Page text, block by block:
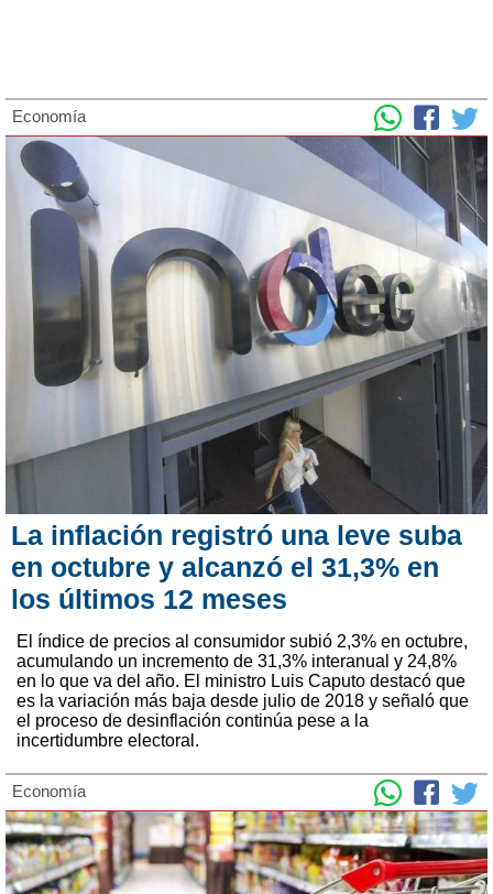
Economía
La inflación registró una leve suba
en octubre y alcanzó el 31,3% en
los últimos 12 meses
El índice de precios al consumidor subió 2,3% en octubre,
acumulando un incremento de 31,3% interanual y 24,8%
en lo que va del año. El ministro Luis Caputo destacó que
es la variación más baja desde julio de 2018 y señaló que
el proceso de desinflación continúa pese a la
incertidumbre electoral.
Economía